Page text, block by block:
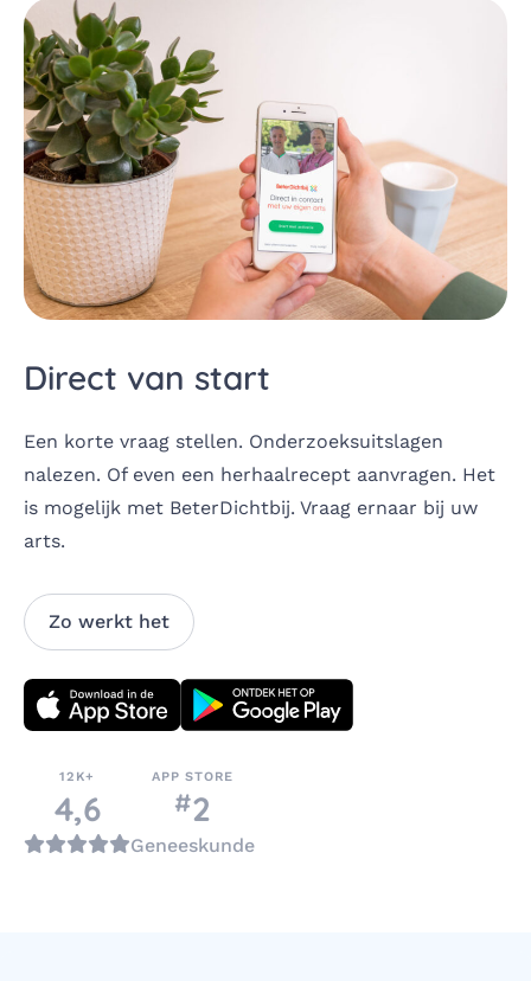
Direct van start
Een korte vraag stellen. Onderzoeksuitslagen
nalezen. Of even een herhaalrecept aanvragen. Het
is mogelijk met BeterDichtbij. Vraag ernaar bij uw
arts.
Zo werkt het
Download direct
12K+
4,6
APP STORE
#nummer
2
in de categorie
Geneeskunde